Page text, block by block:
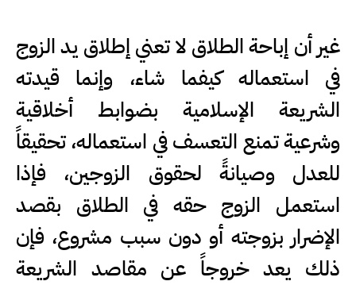
غير أن إباحة الطلاق لا تعني إطلاق يد الزوج
في استعماله كيفما شاء، وإنما قيدته
الشريعة الإسلامية بضوابط أخلاقية
وشرعية تمنع التعسف في استعماله، تحقيقاً
للعدل وصيانةً لحقوق الزوجين، فإذا
استعمل الزوج حقه في الطلاق بقصد
الإضرار بزوجته أو دون سبب مشروع، فإن
ذلك يعد خروجاً عن مقاصد الشريعة